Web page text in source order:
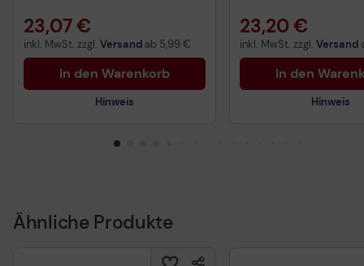
23,07 €
inkl. MwSt. zzgl. Versand ab 5,99 €
In den Warenkorb
Hinweis
23,20 €
inkl. MwSt. zzgl. Versand
In den
Hinweis
Ähnliche Produkte